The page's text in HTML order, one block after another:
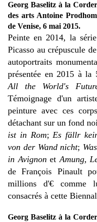
Georg Baselitz à la
des arts Antoine
de Venise, 6 mai 2015.
Peinte en 2014, la
Picasso au crépuscule
autoportraits
présentée en 2015 à la
All the World's
Témoignage d'un
peinture avec ces
détachant sur un fond
ist in Rom; Es fällr
von der Wand nicht;
in Avignonet Amung,
de François Pinault
millions d'€ comme
consacrés à cette
Georg Baselitz à la